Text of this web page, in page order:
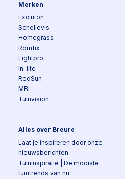
Merken
Excluton
Schellevis
Homegrass
Romfix
Lightpro
In-lite
RedSun
MBI
Tuinvision
Alles over Breure
Laat je inspireren door onze
nieuwsberichten
Tuininspiratie | De mooiste
tuintrends van nu